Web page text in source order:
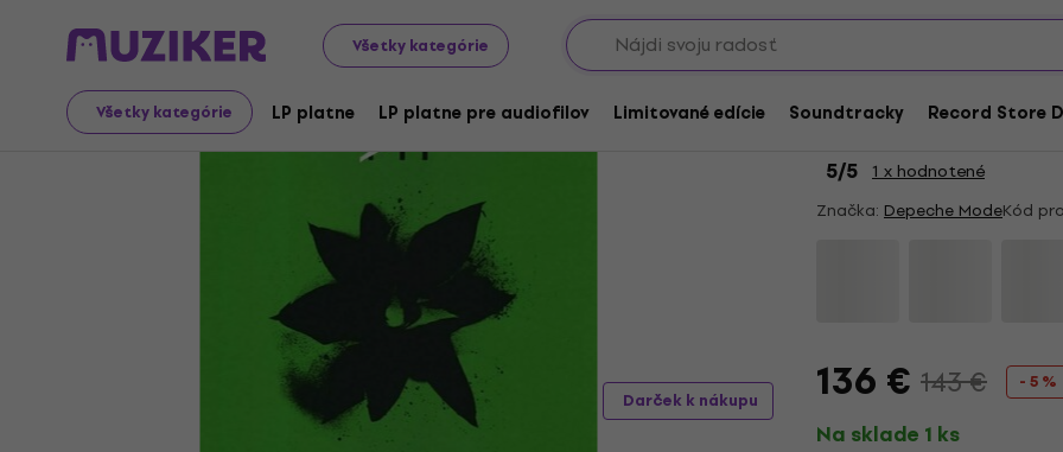
Všetky kategórie
Všetky kategórie LP platne LP platne pre audiofilov Limitované edície Soundtracky Record Store
LP platne a CD LP platne
Video
Darček k nákupu
Akcia LIMITED EDITION
Depeche Mode -
Edition) (8 LP)
5/5 1 x hodnotené
Značka: Depeche ModeKód
136 € 143 € - 5 %
Na sklade 1 ks